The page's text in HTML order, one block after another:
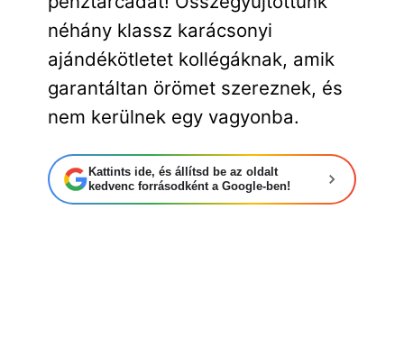
néhány klassz karácsonyi
ajándékötletet kollégáknak, amik
garantáltan örömet szereznek, és
nem kerülnek egy vagyonba.
Kattints ide, és állítsd be az oldalt
kedvenc forrásodként a Google-ben!